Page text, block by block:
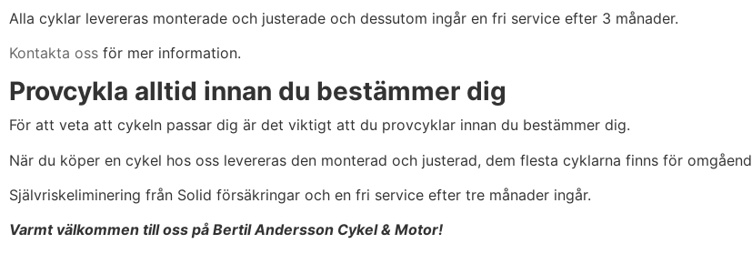
Alla cyklar levereras monterade och justerade och dessutom ingår en fri service efter 3 månader.
Kontakta oss för mer information.
Provcykla alltid innan du bestämmer dig
För att veta att cykeln passar dig är det viktigt att du provcyklar innan du bestämmer dig.
När du köper en cykel hos oss levereras den monterad och justerad, dem flesta cyklarna finns för
Självriskeliminering från Solid försäkringar och en fri service efter tre månader ingår.
Varmt välkommen till oss på Bertil Andersson Cykel & Motor!